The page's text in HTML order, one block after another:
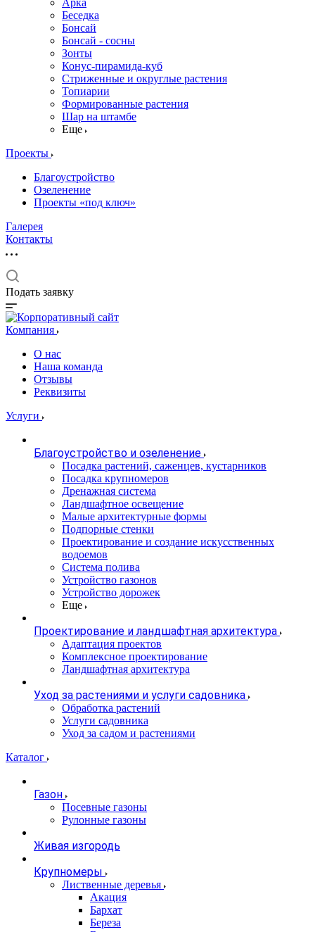
Арка
Беседка
Бонсай
Бонсай - сосны
Зонты
Конус-пирамида-куб
Стриженные и округлые растения
Топиарии
Формированные растения
Шар на штамбе
Еще
Проекты
Благоустройство
Озеленение
Проекты «под ключ»
Галерея
Контакты
Подать заявку
Компания
О нас
Наша команда
Отзывы
Реквизиты
Услуги
Благоустройство и озеленение
Посадка растений, саженцев, кустарников
Посадка крупномеров
Дренажная система
Ландшафтное освещение
Малые архитектурные формы
Подпорные стенки
Проектирование и создание искусственных
водоемов
Система полива
Устройство газонов
Устройство дорожек
Еще
Проектирование и ландшафтная архитектура
Адаптация проектов
Комплексное проектирование
Ландшафтная архитектура
Уход за растениями и услуги садовника
Обработка растений
Услуги садовника
Уход за садом и растениями
Каталог
Газон
Посевные газоны
Рулонные газоны
Живая изгородь
Крупномеры
Лиственные деревья
Акация
Бархат
Береза